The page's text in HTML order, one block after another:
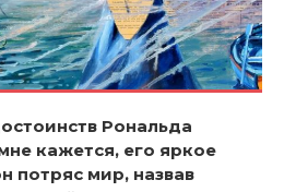
Рональда
кажется, его яркое
потряс мир, назвав